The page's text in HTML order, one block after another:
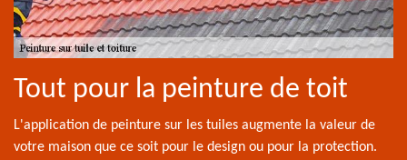
Tout pour la peinture de toit
L'application de peinture sur les tuiles augmente la valeur de
votre maison que ce soit pour le design ou pour la protection.